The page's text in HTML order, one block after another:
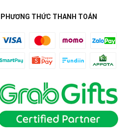
PHƯƠNG THỨC THANH TOÁN